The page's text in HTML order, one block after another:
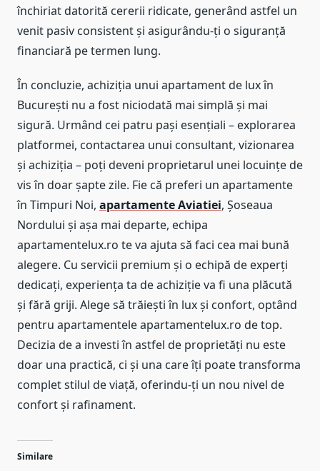
închiriat datorită cererii ridicate, generând astfel un
venit pasiv consistent și asigurându-ți o siguranță
financiară pe termen lung.
În concluzie, achiziția unui apartament de lux în
București nu a fost niciodată mai simplă și mai
sigură. Urmând cei patru pași esențiali – explorarea
platformei, contactarea unui consultant, vizionarea
și achiziția – poți deveni proprietarul unei locuințe de
vis în doar șapte zile. Fie că preferi un apartamente
în Timpuri Noi, apartamente Aviatiei, Șoseaua
Nordului și așa mai departe, echipa
apartamentelux.ro te va ajuta să faci cea mai bună
alegere. Cu servicii premium și o echipă de experți
dedicați, experiența ta de achiziție va fi una plăcută
și fără griji. Alege să trăiești în lux și confort, optând
pentru apartamentele apartamentelux.ro de top.
Decizia de a investi în astfel de proprietăți nu este
doar una practică, ci și una care îți poate transforma
complet stilul de viață, oferindu-ți un nou nivel de
confort și rafinament.
Similare